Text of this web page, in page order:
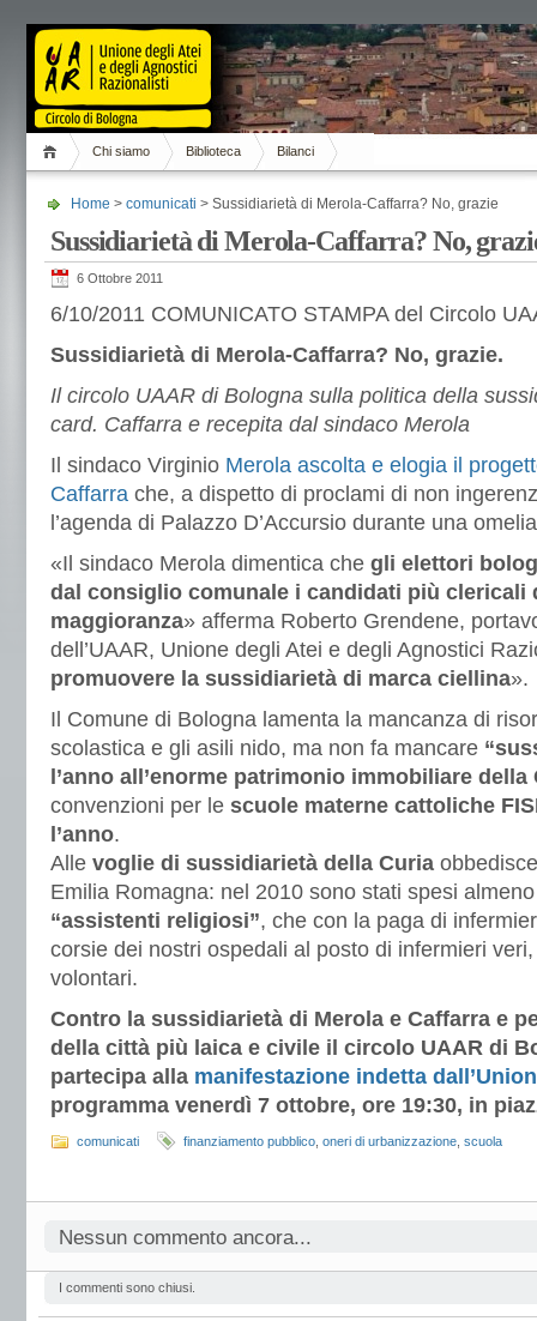
Chi siamo Biblioteca Bilanci
Home > comunicati > Sussidiarietà di Merola-Caffarra? No, grazie
Sussidiarietà di Merola-Caffarra? No,
6 Ottobre 2011
6/10/2011 COMUNICATO STAMPA del Circolo
Sussidiarietà di Merola-Caffarra? No, grazie.
Il circolo UAAR di Bologna sulla politica della
card. Caffarra e recepita dal sindaco Merola
Il sindaco Virginio Merola ascolta e elogia il
Caffarra che, a dispetto di proclami di non
l’agenda di Palazzo D’Accursio durante una
«Il sindaco Merola dimentica che gli elettori
dal consiglio comunale i candidati più clericali
maggioranza» afferma Roberto Grendene,
dell’UAAR, Unione degli Atei e degli Agnostici
promuovere la sussidiarietà di marca ciellina».
Il Comune di Bologna lamenta la mancanza di
scolastica e gli asili nido, ma non fa mancare
l’anno all’enorme patrimonio immobiliare della
convenzioni per le scuole materne cattoliche
l’anno.
Alle voglie di sussidiarietà della Curia
Emilia Romagna: nel 2010 sono stati spesi
“assistenti religiosi”, che con la paga di
corsie dei nostri ospedali al posto di infermieri
volontari.
Contro la sussidiarietà di Merola e Caffarra e
della città più laica e civile il circolo UAAR di
partecipa alla manifestazione indetta
programma venerdì 7 ottobre, ore 19:30, in
comunicati finanziamento pubblico oneri di urbanizzazione scuola
Nessun commento ancora...
I commenti sono chiusi.